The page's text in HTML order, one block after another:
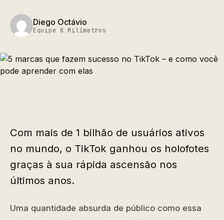
Diego Octávio
Equipe 8 Milímetros
Com mais de 1 bilhão de usuários ativos
no mundo, o TikTok ganhou os holofotes
graças à sua rápida ascensão nos
últimos anos.
Uma quantidade absurda de público como essa